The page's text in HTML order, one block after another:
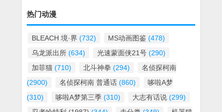
热门动漫
BLEACH 境·界 (732) MS动画图鉴 (478)
乌龙派出所 (634) 光速蒙面侠21号 (290)
加菲猫 (710) 北斗神拳 (294)
名侦探柯南
(2900)
名侦探柯南 普通话 (860)
哆啦A梦
(310)
哆啦A梦第三季 (310) 大志有话说 (299)